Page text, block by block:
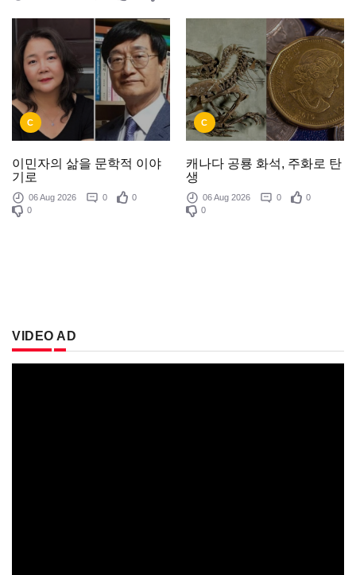
C
이민자의 삶을 문학적 이야
기로
06 Aug 2026 0
0
0
C
캐나다 공룡 화석, 주화로 탄
생
06 Aug 2026 0
0
0
VIDEO AD